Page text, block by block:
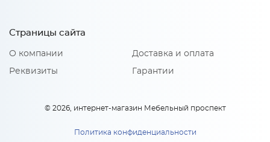
Страницы сайта
О компании
Реквизиты
Доставка и оплата
Гарантии
© 2026, интернет-магазин Мебельный проспект
Политика конфиденциальности